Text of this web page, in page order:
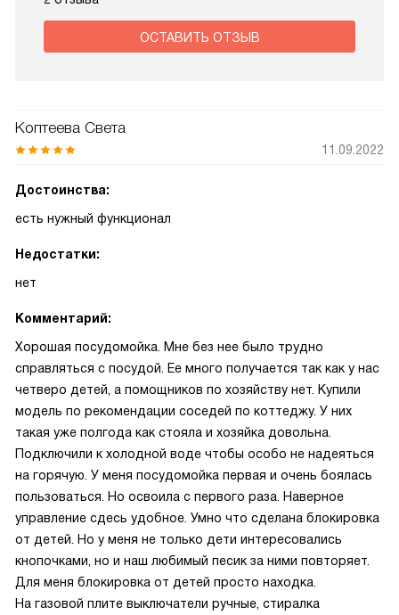
ОСТАВИТЬ ОТЗЫВ
Коптеева Света
11.09.2022
Достоинства:
есть нужный функционал
Недостатки:
нет
Комментарий:
Хорошая посудомойка. Мне без нее было трудно
справляться с посудой. Ее много получается так как у нас
четверо детей, а помощников по хозяйству нет. Купили
модель по рекомендации соседей по коттеджу. У них
такая уже полгода как стояла и хозяйка довольна.
Подключили к холодной воде чтобы особо не надеяться
на горячую. У меня посудомойка первая и очень боялась
пользоваться. Но освоила с первого раза. Наверное
управление сдесь удобное. Умно что сделана блокировка
от детей. Но у меня не только дети интересовались
кнопочками, но и наш любимый песик за ними повторяет.
Для меня блокировка от детей просто находка.
На газовой плите выключатели ручные, стиралка